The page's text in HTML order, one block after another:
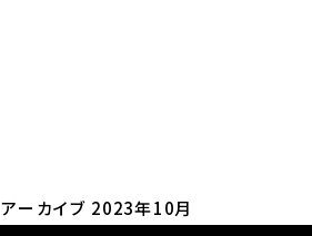
アーカイブ 2023年10月